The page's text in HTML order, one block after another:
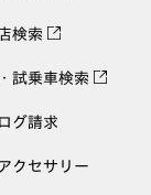
検索
試乗車検索
グ請求
クセサリー